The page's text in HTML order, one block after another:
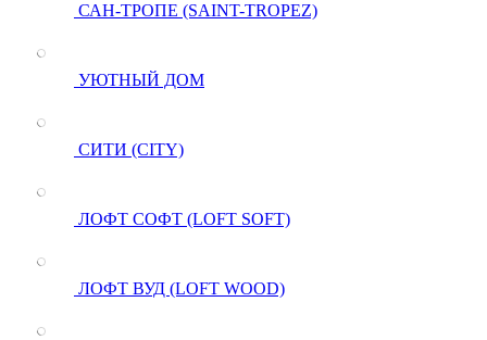
САН-ТРОПЕ (SAINT-TROPEZ)
УЮТНЫЙ ДОМ
СИТИ (CITY)
ЛОФТ СОФТ (LOFT SOFT)
ЛОФТ ВУД (LOFT WOOD)